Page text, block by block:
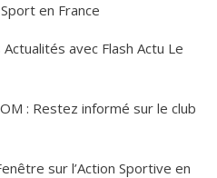
en France
avec Flash Actu Le
: Restez informé sur le club
sur l’Action Sportive en